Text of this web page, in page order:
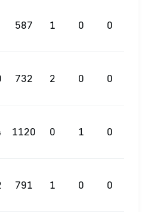
587 1 0 0
732 2 0 0
1120 0 1 0
791 1 0 0